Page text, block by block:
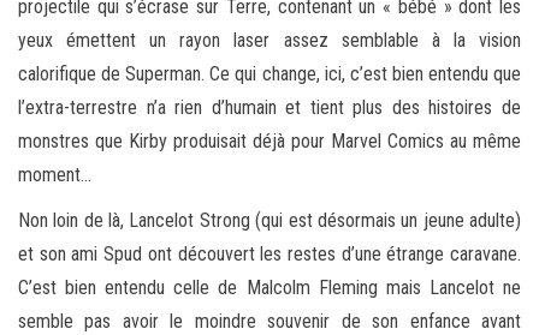
projectile qui s’écrase sur Terre, contenant un « bébé » dont les
yeux émettent un rayon laser assez semblable à la vision
calorifique de Superman. Ce qui change, ici, c’est bien entendu que
l’extra-terrestre n’a rien d’humain et tient plus des histoires de
monstres que Kirby produisait déjà pour Marvel Comics au même
moment…
Non loin de là, Lancelot Strong (qui est désormais un jeune adulte)
et son ami Spud ont découvert les restes d’une étrange caravane.
C’est bien entendu celle de Malcolm Fleming mais Lancelot ne
semble pas avoir le moindre souvenir de son enfance avant